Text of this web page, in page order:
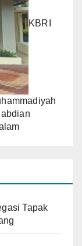
KBRI
Tapak